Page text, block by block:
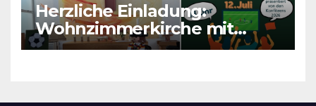
Herzliche Einladung:
Wohnzimmerkirche mit
unseren Konfis